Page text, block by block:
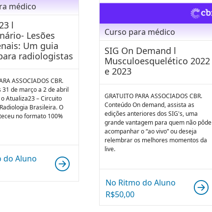
médico
l
Lesões
Um guia
radiologistas
ASSOCIADOS CBR.
31 de março a 2 de abril
Atualiza23 – Circuito
Brasileira. O
no formato 100%
do Aluno
Curso para médico
SIG On Demand l
Musculoesquelético 2022
e 2023
GRATUITO PARA ASSOCIADOS CBR.
Conteúdo On demand, assista as
edições anteriores dos SIG's, uma
grande vantagem para quem não pôde
acompanhar o “ao vivo” ou deseja
relembrar os melhores momentos da
live.
No Ritmo do Aluno
R$50,00